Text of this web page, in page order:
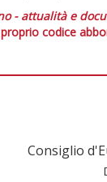
- attualità e
codice
Consiglio